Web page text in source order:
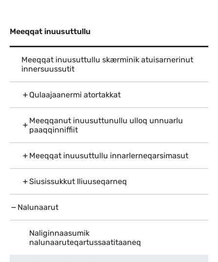
Meeqqat inuusuttullu
Meeqqat inuusuttullu skærminik atuisarnerinut
innersuussutit
Qulaajaanermi atortakkat
Meeqqanut inuusuttunullu ulloq unnuarlu
paaqqinniffiit
Meeqqat inuusuttullu innarlerneqarsimasut
Siusissukkut Iliuuseqarneq
Nalunaarut
Naliginnaasumik
nalunaaruteqartussaatitaaneq